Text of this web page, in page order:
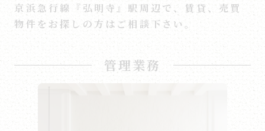
京浜急行線『弘明寺』駅周辺で、賃貸、売買
物件をお探しの方はご相談下さい。
管理業務